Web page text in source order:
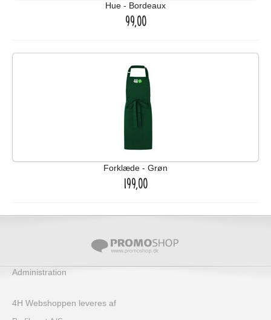
Hue - Bordeaux
99,00
Forklæde - Grøn
199,00
Administration
4H Webshoppen leveres af